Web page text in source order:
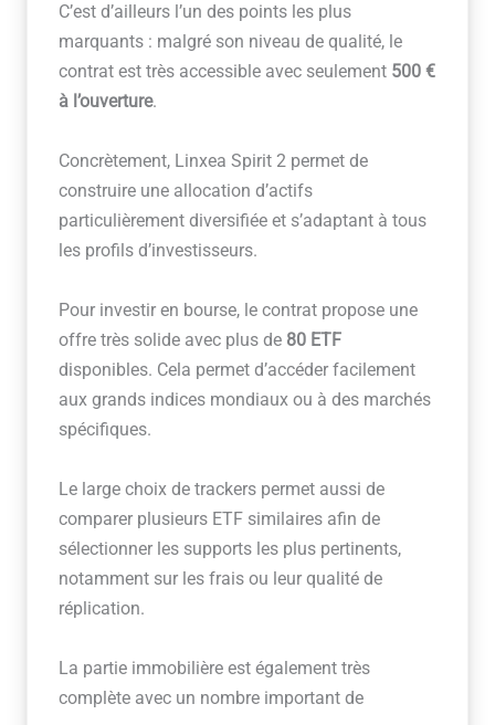
C’est d’ailleurs l’un des points les plus
marquants : malgré son niveau de qualité, le
contrat est très accessible avec seulement 500 €
à l’ouverture.
Concrètement, Linxea Spirit 2 permet de
construire une allocation d’actifs
particulièrement diversifiée et s’adaptant à tous
les profils d’investisseurs.
Pour investir en bourse, le contrat propose une
offre très solide avec plus de 80 ETF
disponibles. Cela permet d’accéder facilement
aux grands indices mondiaux ou à des marchés
spécifiques.
Le large choix de trackers permet aussi de
comparer plusieurs ETF similaires afin de
sélectionner les supports les plus pertinents,
notamment sur les frais ou leur qualité de
réplication.
La partie immobilière est également très
complète avec un nombre important de